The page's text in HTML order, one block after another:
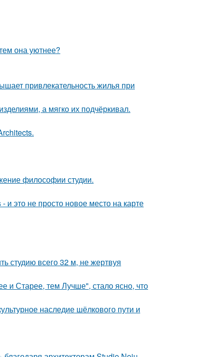
она уютнее?
привлекательность жилья при
а мягко их подчёркивал.
философии студии.
это не просто новое место на карте
студию всего 32 м, не жертвуя
и Старее, тем Лучше", стало ясно, что
наследие шёлкового пути и